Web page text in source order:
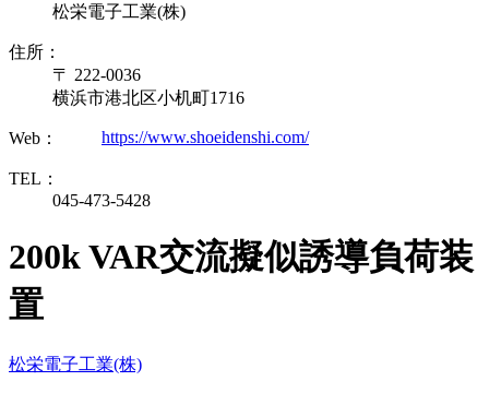
松栄電子工業(株)
住所：
〒 222-0036
横浜市港北区小机町1716
Web： https://www.shoeidenshi.com/
TEL：
045-473-5428
200k VAR交流擬似誘導負荷装
置
松栄電子工業(株)